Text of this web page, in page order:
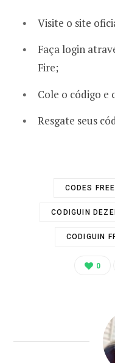
Visite o site
Faça login
Fire;
Cole o código e
Resgate seus
CODES
CODIGUIN
CODIGUIN
0